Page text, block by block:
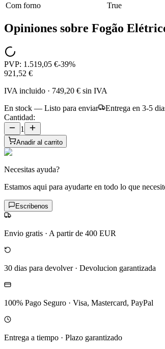
Com forno
True
Opiniones sobre Fogão
PVP: 1.519,05 €-39%
921,52 €
IVA incluido · 749,20 € sin IVA
En stock — Listo para enviar
Entrega en 3-5
Cantidad:
1
Anadir al carrito
Necesitas ayuda?
Estamos aqui para ayudarte en todo lo que
Escribenos
Envio gratis · A partir de 400 EUR
30 dias para devolver· Devolucion garantizada
100% Pago Seguro · Visa, Mastercard, PayPal
Entrega a tiempo · Plazo garantizado